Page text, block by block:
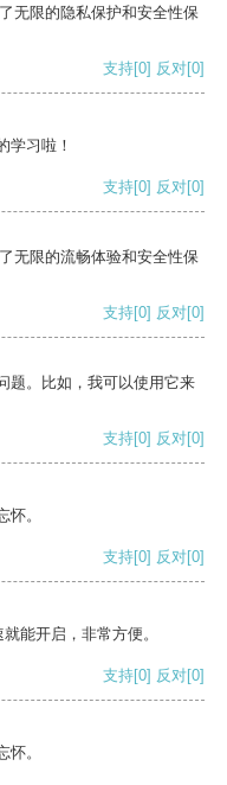
无限的隐私保护和安全性保
支持[0] 反对[0]
学习啦！
支持[0] 反对[0]
无限的流畅体验和安全性保
支持[0] 反对[0]
题。比如，我可以使用它来
支持[0] 反对[0]
。
支持[0] 反对[0]
能开启，非常方便。
支持[0] 反对[0]
。